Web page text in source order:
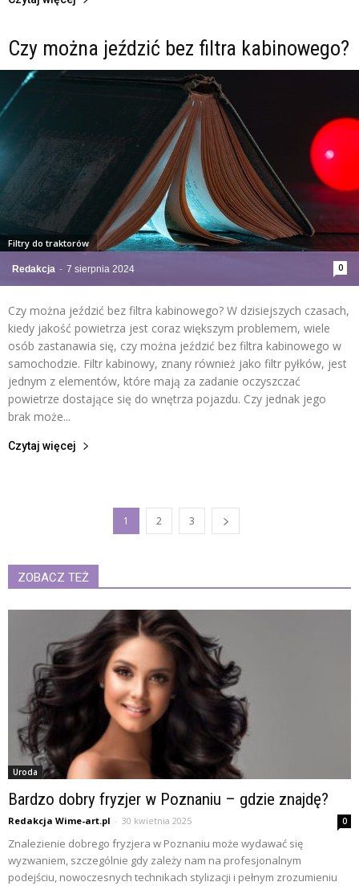
Czy można jeździć bez filtra kabinowego?
Redakcja - 7 sierpnia 2024 0
Filtry do traktorów
Czy można jeździć bez filtra kabinowego? W dzisiejszych czasach,
kiedy jakość powietrza jest coraz większym problemem, wiele
osób zastanawia się, czy można jeździć bez filtra kabinowego w
samochodzie. Filtr kabinowy, znany również jako filtr pyłków, jest
jednym z elementów, które mają za zadanie oczyszczać
powietrze dostające się do wnętrza pojazdu. Czy jednak jego
brak może...
Czytaj więcej
1 2 3
ZOBACZ TEŻ
Uroda
Bardzo dobry fryzjer w Poznaniu – gdzie znajdę?
Redakcja Wime-art.pl - 30 kwietnia 2025 0
Znalezienie dobrego fryzjera w Poznaniu może wydawać się
wyzwaniem, szczególnie gdy zależy nam na profesjonalnym
podejściu, nowoczesnych technikach stylizacji i pełnym zrozumieniu